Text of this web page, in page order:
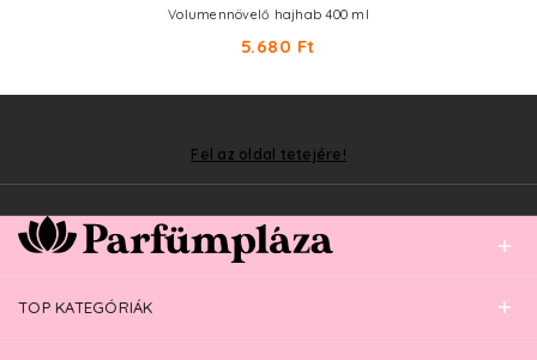
Volumennövelő hajhab 400 ml
5.680 Ft
Fel az oldal tetejére!
TOP KATEGÓRIÁK